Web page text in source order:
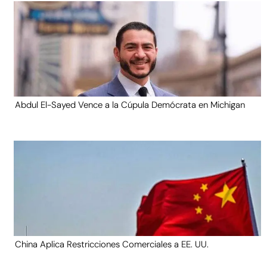
Abdul El-Sayed Vence a la Cúpula Demócrata en Michigan
China Aplica Restricciones Comerciales a EE. UU.